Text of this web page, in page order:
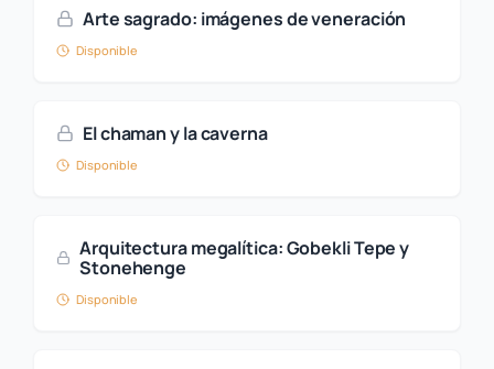
Arte sagrado: imágenes de veneración
Disponible
El chaman y la caverna
Disponible
Arquitectura megalítica: Gobekli Tepe y
Stonehenge
Disponible